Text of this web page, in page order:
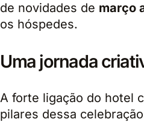
de novidades de março
os hóspedes.
Uma jornada
A forte ligação do hotel
pilares dessa